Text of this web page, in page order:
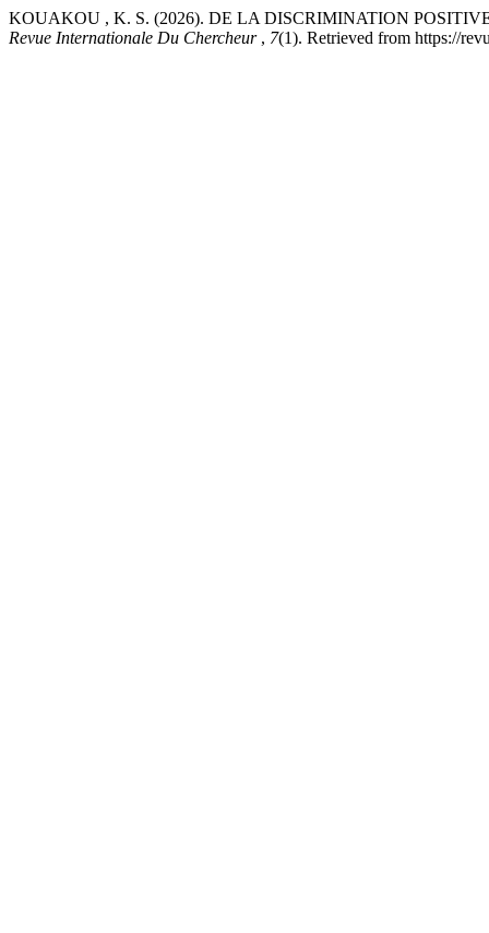
KOUAKOU , K. S. (2026). DE LA DISCRIMINATION
Revue Internationale Du Chercheur , 7(1). Retrieved from https://